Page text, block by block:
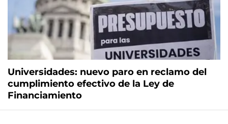
Universidades: nuevo paro en reclamo del
cumplimiento efectivo de la Ley de
Financiamiento